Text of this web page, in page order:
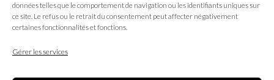
données telles que le comportement de navigation ou les identifiants uniques sur
ce site. Le refus ou le retrait du consentement peut affecter négativement
certaines fonctionnalités et fonctions.
Gérer les services
SUIVEZ-NOUS